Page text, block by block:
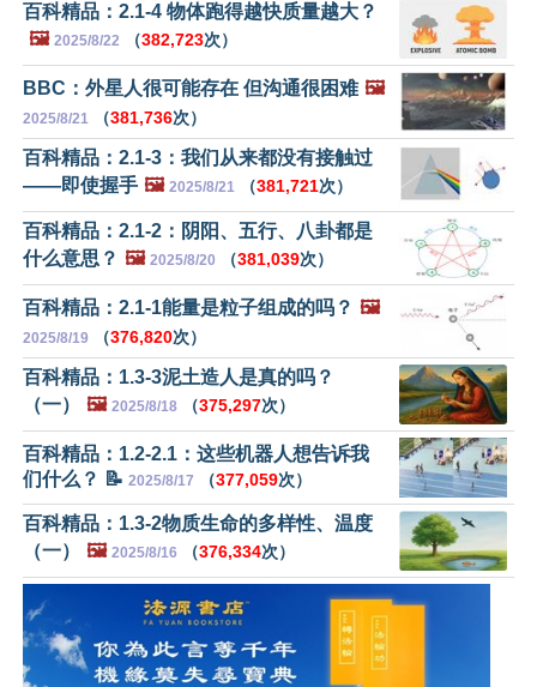
百科精品：2.1-4 物体跑得越快质量越大？
🖼️ 2025/8/22 （382,723次）
BBC：外星人很可能存在 但沟通很困难 🖼️
2025/8/21 （381,736次）
百科精品：2.1-3：我们从来都没有接触过
——即使握手 🖼️ 2025/8/21 （381,721次）
百科精品：2.1-2：阴阳、五行、八卦都是
什么意思？ 🖼️ 2025/8/20 （381,039次）
百科精品：2.1-1能量是粒子组成的吗？ 🖼️
2025/8/19 （376,820次）
百科精品：1.3-3泥土造人是真的吗？
（一）
🖼️ 2025/8/18 （375,297次）
百科精品：1.2-2.1：这些机器人想告诉我
们什么？ 📝 2025/8/17 （377,059次）
百科精品：1.3-2物质生命的多样性、温度
（一）
🖼️ 2025/8/16 （376,334次）